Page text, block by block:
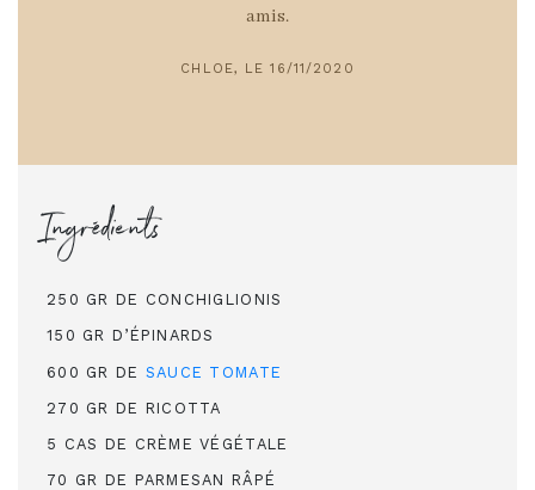
amis.
CHLOE, LE 16/11/2020
Ingrédients
250 GR DE CONCHIGLIONIS
150 GR D’ÉPINARDS
600 GR DE SAUCE TOMATE
270 GR DE RICOTTA
5 CAS DE CRÈME VÉGÉTALE
70 GR DE PARMESAN RÂPÉ